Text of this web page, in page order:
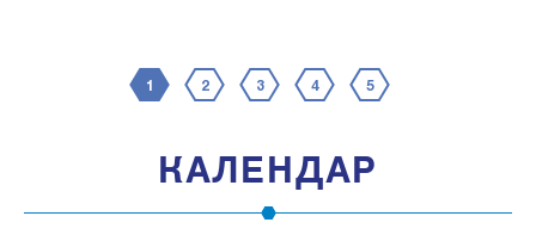
1 2 3 4 5
КАЛЕНДАР